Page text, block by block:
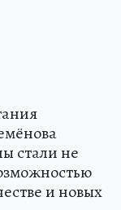
стали не
и новых